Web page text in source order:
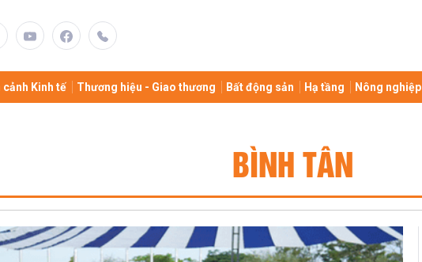
cảnh Kinh tế Thương hiệu - Giao thương Bất động sản Hạ tầng Nông nghiệp
BÌNH TÂN